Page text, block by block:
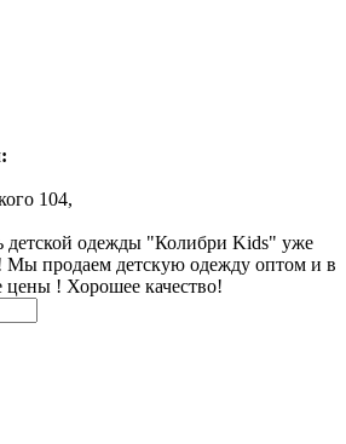
104,
детской одежды "Колибри Kids" уже
Мы продаем детскую одежду оптом и в
! Хорошее качество!